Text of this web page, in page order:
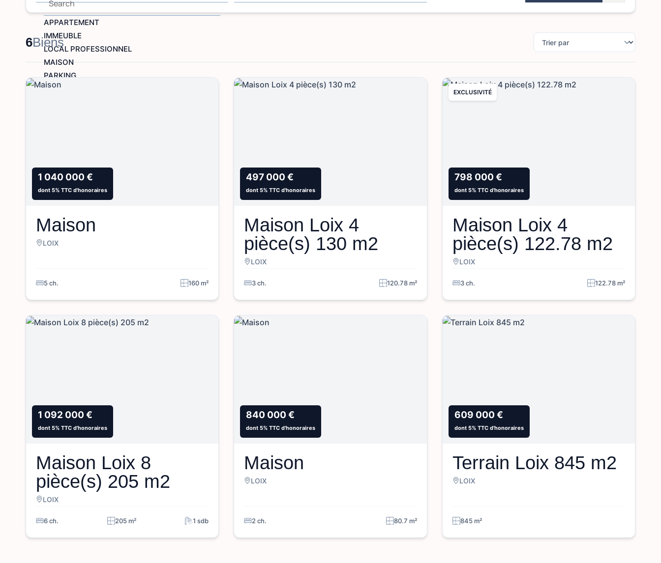
APPARTEMENT
IMMEUBLE
LOCAL PROFESSIONNEL
MAISON
PARKING
TERRAIN
6Biens
1 040 000 €
dont 5% TTC d'honoraires
Maison
LOIX
5 ch. 160 m²
497 000 €
dont 5% TTC d'honoraires
Maison Loix 4
pièce(s) 130 m2
LOIX
3 ch. 120.78 m²
EXCLUSIVITÉ
798 000 €
dont 5% TTC d'honoraires
Maison Loix 4
pièce(s) 122.78 m2
LOIX
3 ch. 122.78 m²
1 092 000 €
dont 5% TTC d'honoraires
Maison Loix 8
pièce(s) 205 m2
LOIX
6 ch. 205 m² 1 sdb
840 000 €
dont 5% TTC d'honoraires
Maison
LOIX
2 ch. 80.7 m²
609 000 €
dont 5% TTC d'honoraires
Terrain Loix 845 m2
LOIX
845 m²